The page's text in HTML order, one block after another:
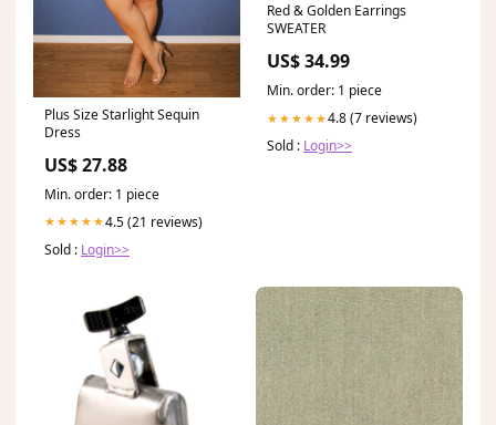
Plus Size Starlight Sequin
Dress
US$ 27.88
Min. order: 1 piece
★★★★★4.5 (21 reviews)
Sold : Login>>
Red & Golden Earrings
SWEATER
US$ 34.99
Min. order: 1 piece
★★★★★4.8 (7 reviews)
Sold : Login>>